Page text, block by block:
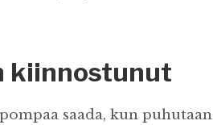
kiinnostunut
saada, kun puhutaan